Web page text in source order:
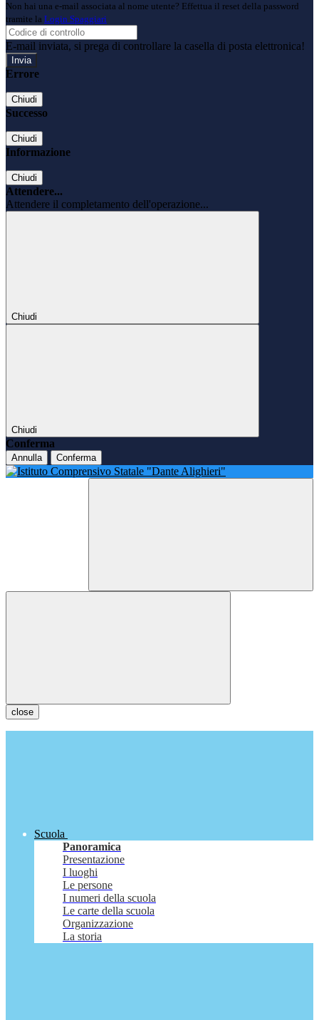
Non hai una e-mail associata al nome utente? Effettua il reset della password
tramite la Login Spaggiari
E-mail inviata, si prega di controllare la casella di posta elettronica!
Errore
Chiudi
Successo
Chiudi
Informazione
Chiudi
Attendere...
Attendere il completamento dell'operazione...
Chiudi
Chiudi
Conferma
Annulla Conferma
close
Scuola
Panoramica
Presentazione
I luoghi
Le persone
I numeri della scuola
Le carte della scuola
Organizzazione
La storia